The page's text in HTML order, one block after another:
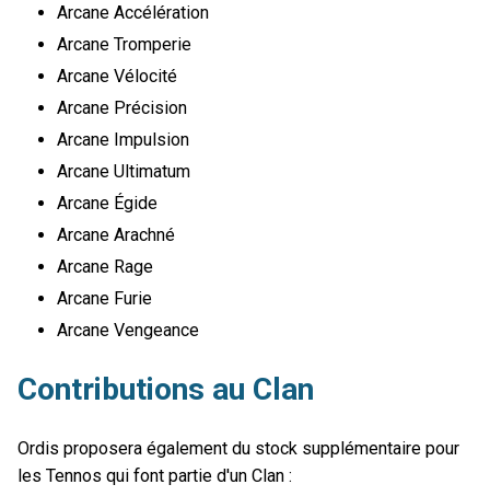
Arcane Accélération
Arcane Tromperie
Arcane Vélocité
Arcane Précision
Arcane Impulsion
Arcane Ultimatum
Arcane Égide
Arcane Arachné
Arcane Rage
Arcane Furie
Arcane Vengeance
Contributions au Clan
Ordis proposera également du stock supplémentaire pour
les Tennos qui font partie d'un Clan :